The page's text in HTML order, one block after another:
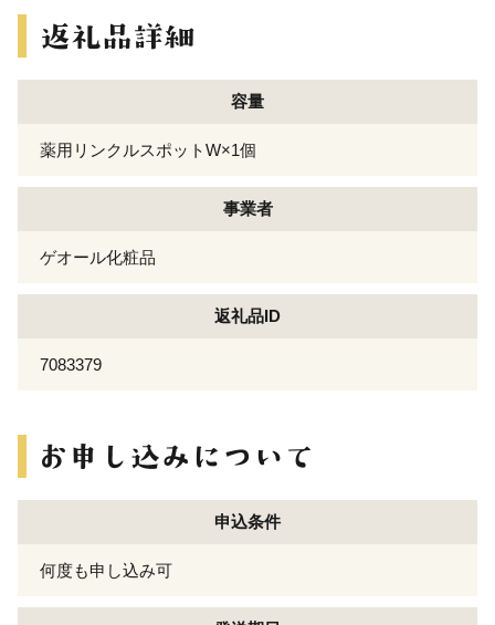
容量
薬用リンクルスポットW×1個
事業者
ゲオール化粧品
返礼品ID
7083379
申込条件
何度も申し込み可